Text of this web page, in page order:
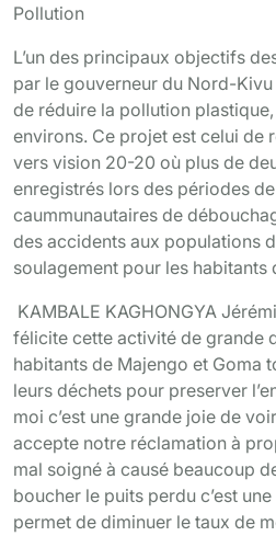
Pollution
L’un des principaux objectifs
par le gouverneur du Nord-
de réduire la pollution plastique,
environs. Ce projet est celui de
vers vision 20-20 où plus de
enregistrés lors des périodes
caummunautaires de
des accidents aux populations
soulagement pour les habitants
KAMBALE KAGHONGYA
félicite cette activité de grande
habitants de Majengo et Goma
leurs déchets pour preserver
moi c’est une grande joie de
accepte notre réclamation à
mal soigné à causé beaucoup
boucher le puits perdu c’est
permet de diminuer le taux de